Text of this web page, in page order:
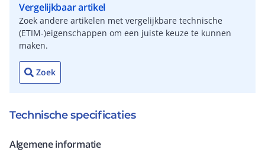
Vergelijkbaar artikel
Zoek andere artikelen met vergelijkbare technische
(ETIM-)eigenschappen om een juiste keuze te kunnen
maken.
Zoek
Technische specificaties
Algemene informatie